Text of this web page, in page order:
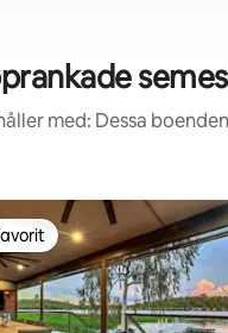
med: Dessa
gästfavorit